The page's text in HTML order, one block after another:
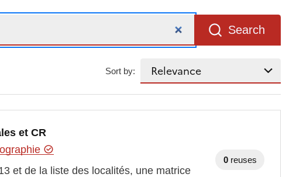
Search
Sort by:
et CR
et de la liste des localités, une matrice
0 reuses